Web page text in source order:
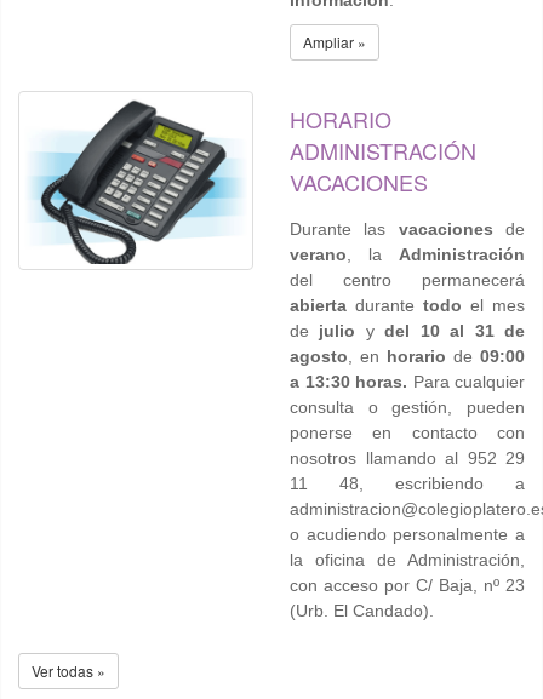
Ampliar »
HORARIO
ADMINISTRACIÓN
VACACIONES
Durante las vacacionesde
verano , la Administración
del centro permanecerá
abierta durante todo el mes
de julio ydel 10 al 31 de
agosto , en horario de 09:00
a 13:30 horas. Para cualquier
consulta o gestión, pueden
ponerse en contacto con
nosotros llamando al 952 29
11 48, escribiendo a
o acudiendo personalmente a
la oficina de Administración,
con acceso por C/ Baja, nº 23
(Urb. El Candado).
Ver todas »